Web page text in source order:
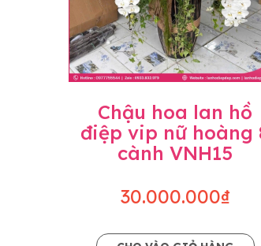
Chậu hoa lan hồ
điệp vip nữ hoàng
cành VNH15
30.000.000₫